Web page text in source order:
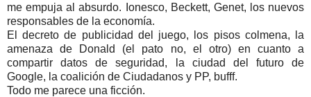
me empuja al absurdo. Ionesco, Beckett, Genet, los nuevos
responsables de la economía.
El decreto de publicidad del juego, los pisos colmena, la
amenaza de Donald (el pato no, el otro) en cuanto a
compartir datos de seguridad, la ciudad del futuro de
Google, la coalición de Ciudadanos y PP, bufff.
Todo me parece una ficción.